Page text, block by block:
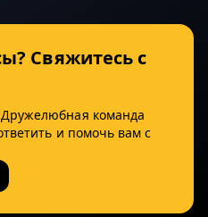
Свяжитесь с
команда
и помочь вам с